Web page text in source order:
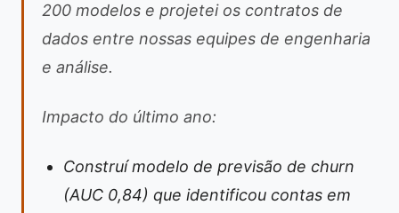
200 modelos e projetei os contratos de
dados entre nossas equipes de engenharia
e análise.
Impacto do último ano:
Construí modelo de previsão de churn
(AUC 0,84) que identificou contas em